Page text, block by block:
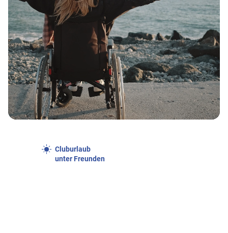
Cluburlaub
unter Freunden